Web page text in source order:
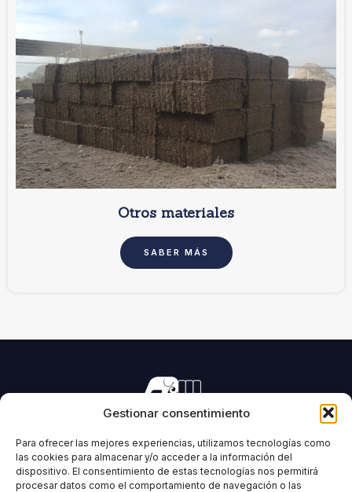
Gestionar consentimiento
Para ofrecer las mejores experiencias, utilizamos tecnologías como
las cookies para almacenar y/o acceder a la información del
dispositivo. El consentimiento de estas tecnologías nos permitirá
procesar datos como el comportamiento de navegación o las
Otros materiales
SABER MÁS
Fabricación de maquinaria para el prensado de todo tipo